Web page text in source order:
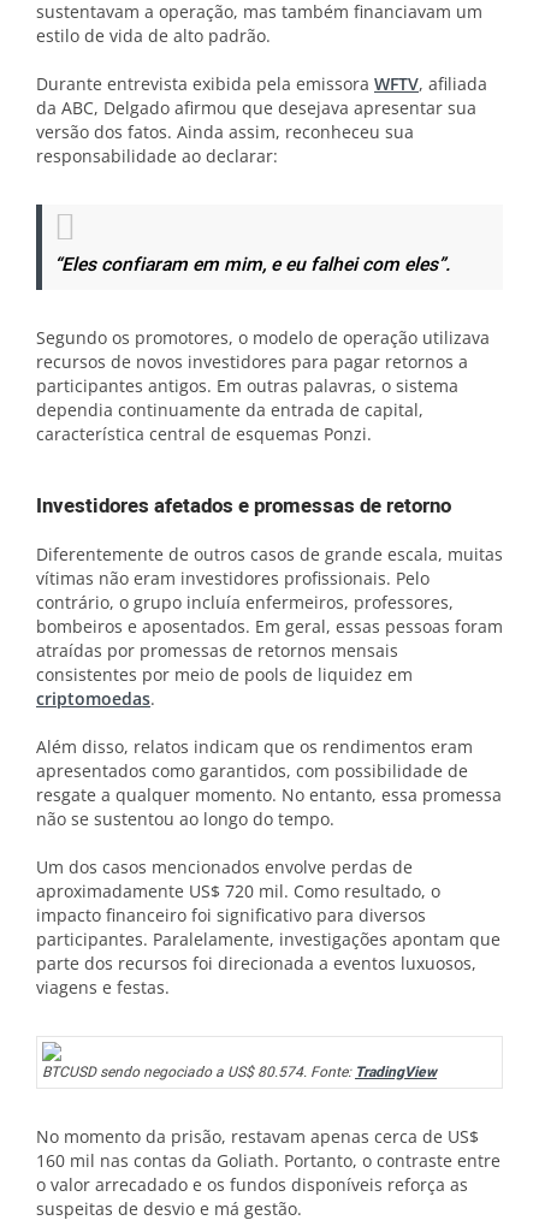
sustentavam a operação, mas também financiavam um
estilo de vida de alto padrão.
Durante entrevista exibida pela emissora WFTV, afiliada
da ABC, Delgado afirmou que desejava apresentar sua
versão dos fatos. Ainda assim, reconheceu sua
responsabilidade ao declarar:
“Eles confiaram em mim, e eu falhei com eles”.
Segundo os promotores, o modelo de operação utilizava
recursos de novos investidores para pagar retornos a
participantes antigos. Em outras palavras, o sistema
dependia continuamente da entrada de capital,
característica central de esquemas Ponzi.
Investidores afetados e promessas de retorno
Diferentemente de outros casos de grande escala, muitas
vítimas não eram investidores profissionais. Pelo
contrário, o grupo incluía enfermeiros, professores,
bombeiros e aposentados. Em geral, essas pessoas foram
atraídas por promessas de retornos mensais
consistentes por meio de pools de liquidez em
criptomoedas.
Além disso, relatos indicam que os rendimentos eram
apresentados como garantidos, com possibilidade de
resgate a qualquer momento. No entanto, essa promessa
não se sustentou ao longo do tempo.
Um dos casos mencionados envolve perdas de
aproximadamente US$ 720 mil. Como resultado, o
impacto financeiro foi significativo para diversos
participantes. Paralelamente, investigações apontam que
parte dos recursos foi direcionada a eventos luxuosos,
viagens e festas.
BTCUSD sendo negociado a US$ 80.574. Fonte: TradingView
No momento da prisão, restavam apenas cerca de US$
160 mil nas contas da Goliath. Portanto, o contraste entre
o valor arrecadado e os fundos disponíveis reforça as
suspeitas de desvio e má gestão.